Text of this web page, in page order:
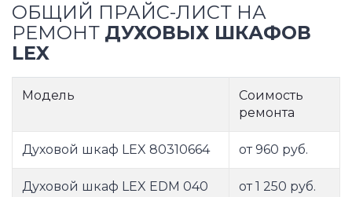
ОБЩИЙ ПРАЙС-ЛИСТ НА
РЕМОНТ ДУХОВЫХ ШКАФОВ
LEX
Модель
Соимость
ремонта
Духовой шкаф LEX 80310664 от 960 руб.
Духовой шкаф LEX EDM 040 от 1 250 руб.